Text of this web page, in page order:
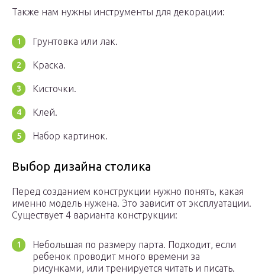
Также нам нужны инструменты для декорации:
Грунтовка или лак.
Краска.
Кисточки.
Клей.
Набор картинок.
Выбор дизайна столика
Перед созданием конструкции нужно понять, какая
именно модель нужена. Это зависит от эксплуатации.
Существует 4 варианта конструкции:
Небольшая по размеру парта. Подходит, если
ребенок проводит много времени за
рисунками, или тренируется читать и писать.